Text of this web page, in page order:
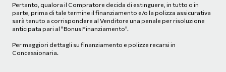
Pertanto, qualora il Compratore decida di estinguere, in tutto o in
parte, prima di tale termine il finanziamento e/o la polizza assicurativa
sarà tenuto a corrispondere al Venditore una penale per risoluzione
anticipata pari al "Bonus Finanziamento".
Per maggiori dettagli su finanziamento e polizze recarsi in
Concessionaria.